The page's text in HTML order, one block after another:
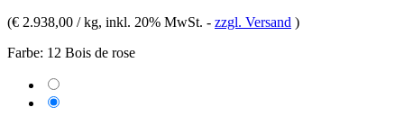
(€ 2.938,00 / kg, inkl. 20% MwSt. - zzgl. Versand )
Farbe: 12 Bois de rose